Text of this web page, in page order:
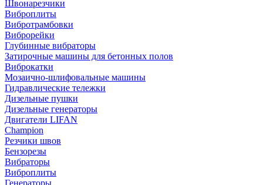
Швонарезчики
Виброплиты
Вибротрамбовки
Виброрейки
Глубинные вибраторы
Затирочные машины для бетонных полов
Виброкатки
Мозаично-шлифовальные машины
Гидравлические тележки
Дизельные пушки
Дизельные генераторы
Двигатели LIFAN
Champion
Резчики швов
Бензорезы
Вибраторы
Виброплиты
Генераторы